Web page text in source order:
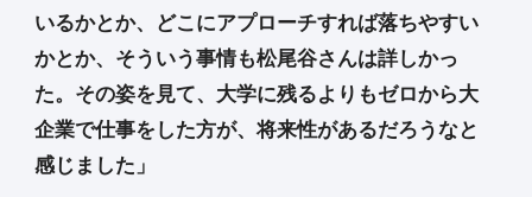
いるかとか、どこにアプローチすれば落ちやすい
かとか、そういう事情も松尾谷さんは詳しかっ
た。その姿を見て、大学に残るよりもゼロから大
企業で仕事をした方が、将来性があるだろうなと
感じました」